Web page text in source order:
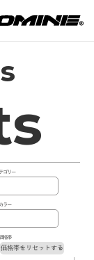
ゴリー
カラー
格帯
価格帯をリセットする